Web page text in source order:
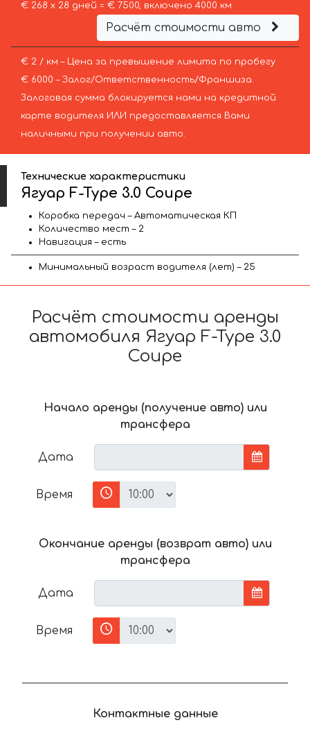
€ 268 х 28 дней = € 7500, включено 4000 км
Расчёт стоимости авто
€ 2 / км – Цена за превышение лимита по пробегу
€ 6000 – Залог/Ответственность/Франшиза.
Залоговая сумма блокируется нами на кредитной
карте водителя ИЛИ предоставляется Вами
наличными при получении авто.
Технические характеристики
Ягуар F-Type 3.0 Coupe
Коробка передач – Автоматическая КП
Количество мест – 2
Навигация – есть
Минимальный возраст водителя (лет) – 25
Расчёт стоимости аренды
автомобиля Ягуар F-Type 3.0
Coupe
Начало аренды (получение авто) или
трансфера
Дата
Время
Окончание аренды (возврат авто) или
трансфера
Дата
Время
Контактные данные